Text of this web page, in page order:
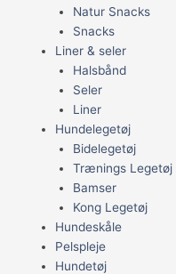
Natur Snacks
Snacks
Liner & seler
Halsbånd
Seler
Liner
Hundelegetøj
Bidelegetøj
Trænings Legetøj
Bamser
Kong Legetøj
Hundeskåle
Pelspleje
Hundetøj